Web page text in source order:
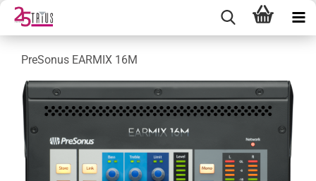
PreSonus EARMIX 16M